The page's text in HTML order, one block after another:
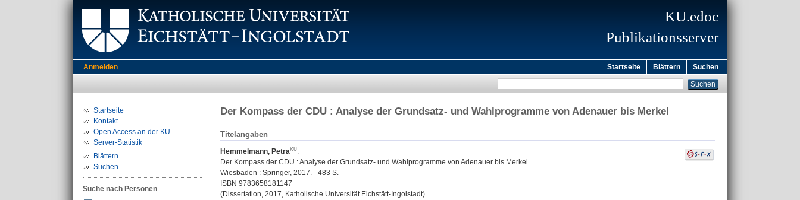
KU.edoc
Publikationsserver
Anmelden Startseite Blättern Suchen
Startseite
Kontakt
Open Access an der KU
Server-Statistik
Blättern
Suchen
Suche nach Personen
Der Kompass der CDU : Analyse der Grundsatz- und Wahlprogramme von Adenauer bis Merkel
Titelangaben
Hemmelmann, Petra
:
Der Kompass der CDU : Analyse der Grundsatz- und Wahlprogramme von Adenauer bis Merkel.
Wiesbaden : Springer, 2017. - 483 S.
ISBN 9783658181147
(Dissertation, 2017, Katholische Universität Eichstätt-Ingolstadt)